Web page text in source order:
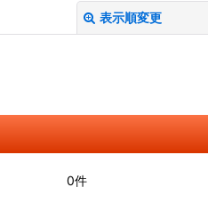
表示順変更
0件